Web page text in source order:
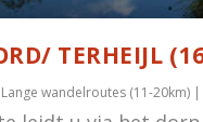
TERHEIJL
Lange wandelroutes (11-20km)